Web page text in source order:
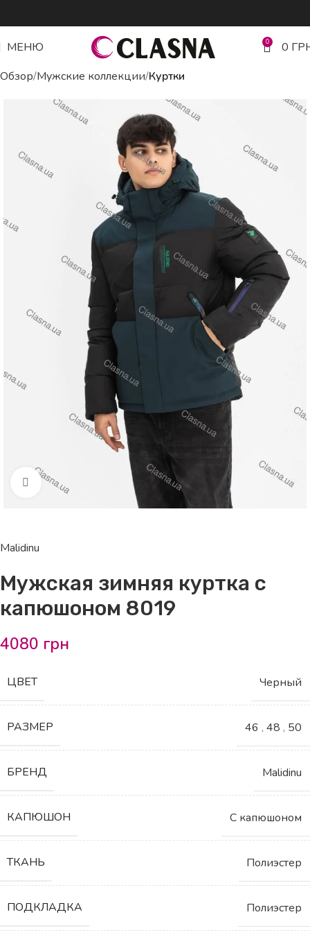
МЕНЮ 0 0
Обзор Мужские коллекции Куртки
Click to enlarge
Malidinu
Мужская зимняя куртка с
капюшоном 8019
4080 грн
ЦВЕТ Черный
РАЗМЕР 46 , 48 , 50
БРЕНД Malidinu
КАПЮШОН С капюшоном
ТКАНЬ Полиэстер
ПОДКЛАДКА Полиэстер